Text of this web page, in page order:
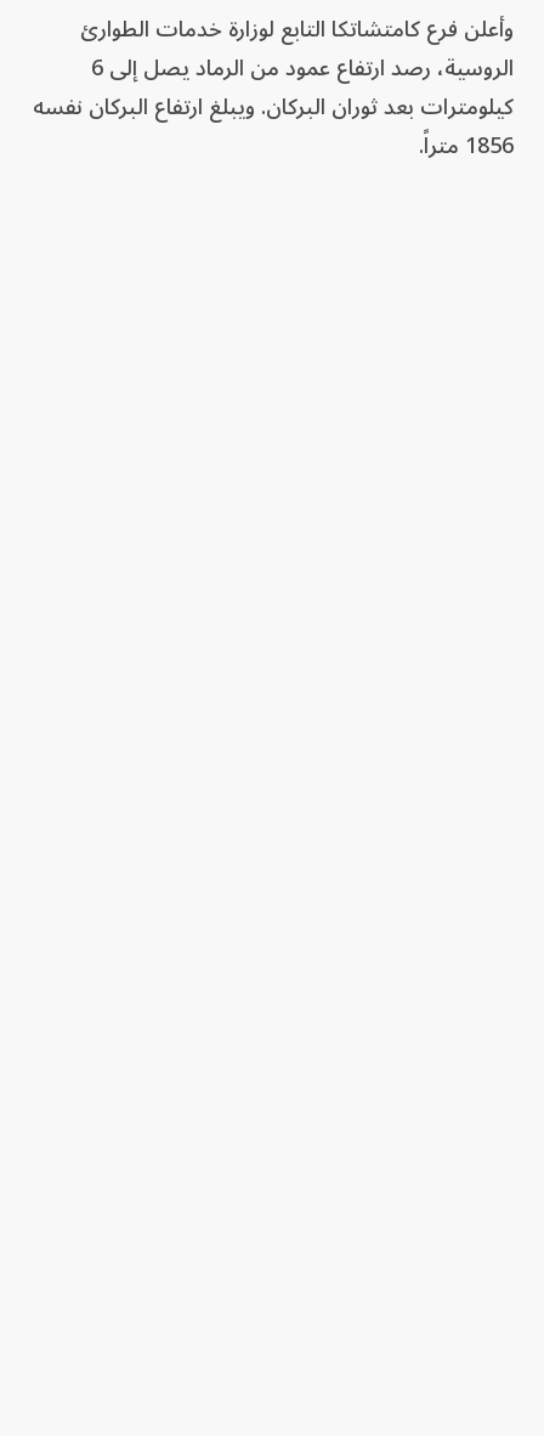
وأعلن فرع كامتشاتكا التابع لوزارة خدمات الطوارئ
الروسية، رصد ارتفاع عمود من الرماد يصل إلى 6
كيلومترات بعد ثوران البركان. ويبلغ ارتفاع البركان نفسه
1856 متراً.